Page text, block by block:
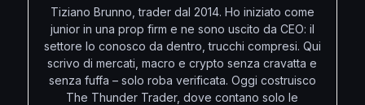
Tiziano Brunno, trader dal 2014. Ho iniziato come
junior in una prop firm e ne sono uscito da CEO: il
settore lo conosco da dentro, trucchi compresi. Qui
scrivo di mercati, macro e crypto senza cravatta e
senza fuffa – solo roba verificata. Oggi costruisco
The Thunder Trader, dove contano solo le